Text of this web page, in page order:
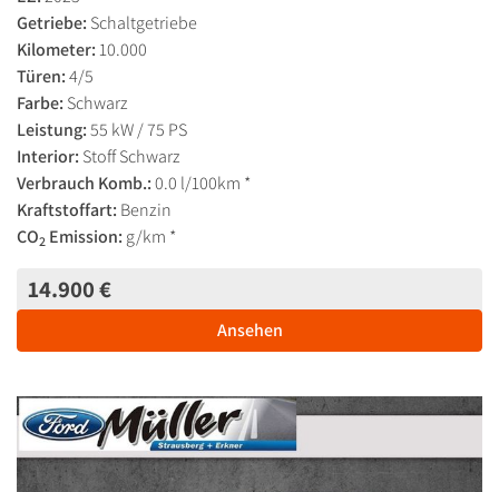
Getriebe: Schaltgetriebe
Kilometer: 10.000
Türen:4/5
Farbe: Schwarz
Leistung:55 kW / 75 PS
Interior: Stoff Schwarz
Verbrauch Komb.:0.0 l/100km *
Kraftstoffart: Benzin
CO2 Emission: g/km *
14.900 €
Ansehen